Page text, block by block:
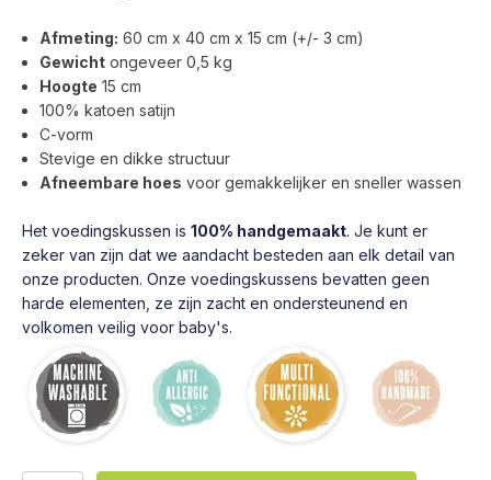
Afmeting: 60 cm x 40 cm x 15 cm (+/- 3 cm)
Gewicht ongeveer 0,5 kg
Hoogte 15 cm
100% katoen satijn
C-vorm
Stevige en dikke structuur
Afneembare hoes voor gemakkelijker en sneller wassen
Het voedingskussen is 100% handgemaakt. Je kunt er
zeker van zijn dat we aandacht besteden aan elk detail van
onze producten. Onze voedingskussens bevatten geen
harde elementen, ze zijn zacht en ondersteunend en
volkomen veilig voor baby's.